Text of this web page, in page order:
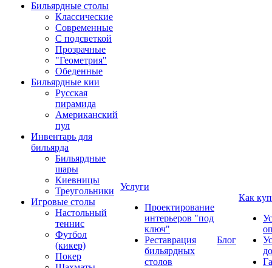
Бильярдные столы
Классические
Современные
С подсветкой
Прозрачные
"Геометрия"
Обеденные
Бильярдные кии
Русская
пирамида
Американский
пул
Инвентарь для
бильярда
Бильярдные
шары
Киевницы
Треугольники
Игровые столы
Настольный
теннис
Футбол
(кикер)
Покер
Услуги
Проектирование
интерьеров "под
ключ"
Реставрация
бильярдных
столов
Блог
Как